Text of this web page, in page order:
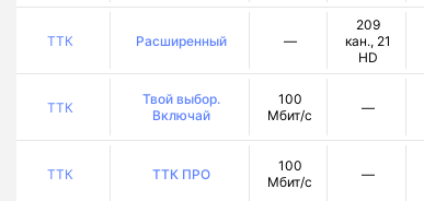
ТТК Расширенный —
209
кан., 21
HD
ТТК
Твой выбор.
Включай
100
Мбит/с
—
ТТК ТТК ПРО
100
Мбит/с
—